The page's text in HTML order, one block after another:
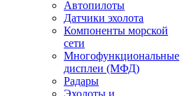
Автопилоты
Датчики эхолота
Компоненты морской
сети
Многофункциональные
дисплеи (МФД)
Радары
Эхолоты и